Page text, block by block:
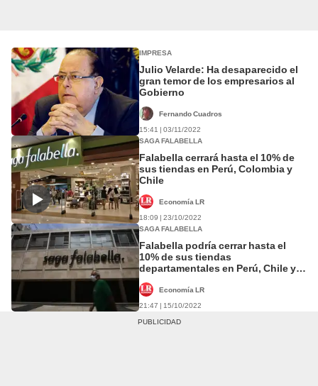
IMPRESA
Julio Velarde: Ha desaparecido el
gran temor de los empresarios al
Gobierno
Fernando Cuadros
15:41 | 03/11/2022
SAGA FALABELLA
Falabella cerrará hasta el 10% de
sus tiendas en Perú, Colombia y
Chile
Economía LR
18:09 | 23/10/2022
SAGA FALABELLA
Falabella podría cerrar hasta el
10% de sus tiendas
departamentales en Perú, Chile y
Economía LR
21:47 | 15/10/2022